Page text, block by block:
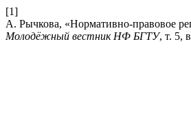
[1]
А. Рычкова, «Нормативно-правовое
Молодёжный вестник НФ БГТУ, т. 5,